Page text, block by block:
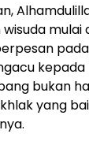
mulai
bukan
yang